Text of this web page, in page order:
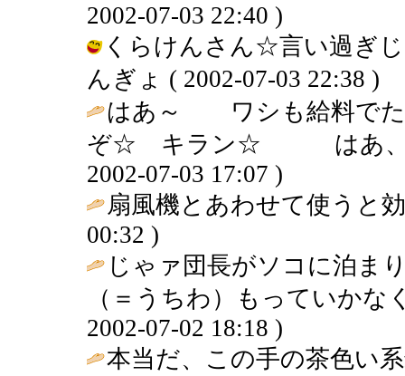
2002-07-03 22:40 )
くらけんさん☆言い過ぎ
んぎょ ( 2002-07-03 22:38 )
はあ～ ワシも給料でた
ぞ☆ キラン☆ はあ、、
2002-07-03 17:07 )
扇風機とあわせて使うと
00:32 )
じゃァ団長がソコに泊ま
（＝うちわ）もっていか
2002-07-02 18:18 )
本当だ、この手の茶色い